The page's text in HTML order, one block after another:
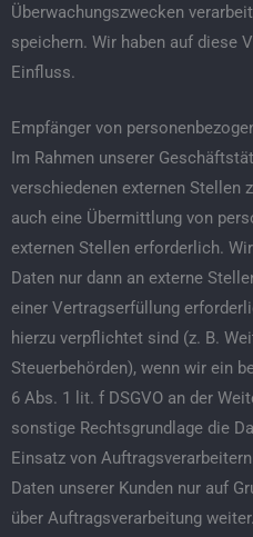
Überwachungszwecken
speichern. Wir haben auf diese
Einfluss.
Empfänger von
Im Rahmen unserer
verschiedenen externen Stellen
auch eine Übermittlung von
externen Stellen erforderlich.
Daten nur dann an externe
einer Vertragserfüllung
hierzu verpflichtet sind (z. B.
Steuerbehörden), wenn wir ein
6 Abs. 1 lit. f DSGVO an der
sonstige Rechtsgrundlage die
Einsatz von
Daten unserer Kunden nur auf
über Auftragsverarbeitung